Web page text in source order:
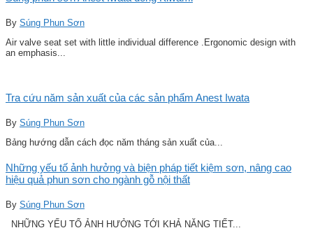
By Súng Phun Sơn
Air valve seat set with little individual difference .Ergonomic design with
an emphasis...
Tra cứu năm sản xuất của các sản phẩm Anest Iwata
By Súng Phun Sơn
Bảng hướng dẫn cách đọc năm tháng sản xuất của...
Những yếu tố ảnh hưởng và biện pháp tiết kiệm sơn, nâng cao
hiệu quả phun sơn cho ngành gỗ nội thất
By Súng Phun Sơn
NHỮNG YẾU TỐ ẢNH HƯỞNG TỚI KHẢ NĂNG TIẾT...